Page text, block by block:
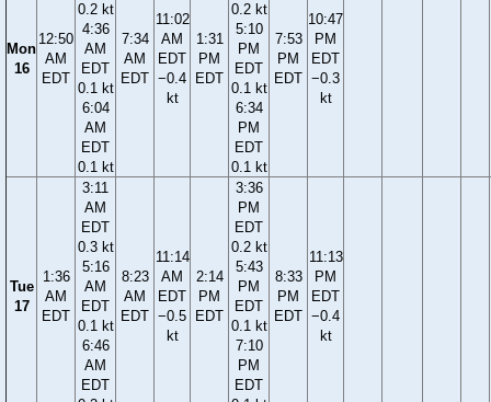
Mon
16
12:50
AM
EDT
0.2 kt
4:36
AM
EDT
0.1 kt
6:04
AM
EDT
0.1 kt
7:34
AM
EDT
11:02
AM
EDT
−0.4
kt
1:31
PM
EDT
0.2 kt
5:10
PM
EDT
0.1 kt
6:34
PM
EDT
0.1 kt
7:53
PM
EDT
10:47
PM
EDT
−0.3
kt
Tue
17
1:36
AM
EDT
3:11
AM
EDT
0.3 kt
5:16
AM
EDT
0.1 kt
6:46
AM
EDT
8:23
AM
EDT
11:14
AM
EDT
−0.5
kt
2:14
PM
EDT
3:36
PM
EDT
0.2 kt
5:43
PM
EDT
0.1 kt
7:10
PM
EDT
8:33
PM
EDT
11:13
PM
EDT
−0.4
kt